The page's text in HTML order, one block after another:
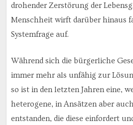
drohender Zerstörung der
Menschheit wirft darüber hinaus
Systemfrage auf.
Während sich die bürgerliche
immer mehr als unfähig zur
so ist in den letzten Jahren eine,
heterogene, in Ansätzen aber
entstanden, die diese einfordert